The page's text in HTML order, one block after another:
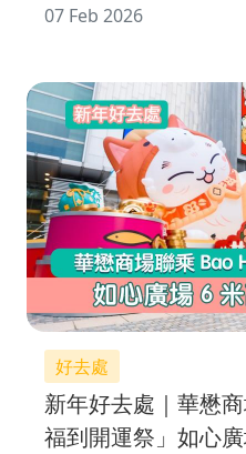
07 Feb 2026
好去處
新年好去處｜華懋
福到開運祭」如心